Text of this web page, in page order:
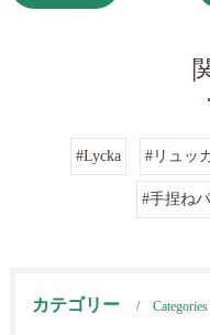
#Lycka #リュッ
#手捏ね
カテゴリー Categories